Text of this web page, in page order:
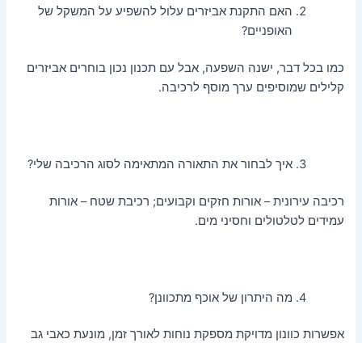
האם התקנת אביזרים עלול להשפיע על המשקל של
האופניים?
כמו בכל דבר, ישנה השפעה, אבל עם תכנון נכון בוחרים אביזרים
קלילים שמוסיפים ערך מוסף לרכיבה.
איך לבחור את התאורה המתאימה לסוג הרכיבה שלי?
רכיבה עירונית – אורות חזקים וקבועים; רכיבת שטח – אורות
עמידים לטלטולים וחסיני מים.
מה היתרון של אוכף מתכוונן?
אפשרות כוונון מדויקת מספקת נוחות לאורך זמן, מונעת כאבי גב